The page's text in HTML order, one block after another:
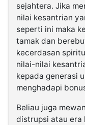
sejahtera. Jika
nilai kesantrian
seperti ini maka
tamak dan
kecerdasan
nilai-nilai
kepada generasi
menghadapi
Beliau juga
distrupsi atau era